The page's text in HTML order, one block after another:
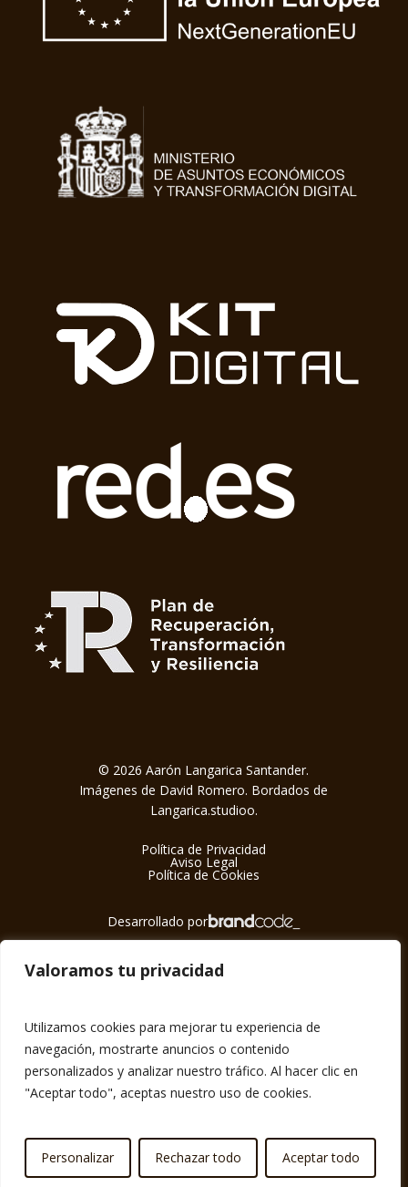
Valoramos tu privacidad
Utilizamos cookies para mejorar tu experiencia de
navegación, mostrarte anuncios o contenido
personalizados y analizar nuestro tráfico. Al hacer clic en
"Aceptar todo", aceptas nuestro uso de cookies.
Personalizar Rechazar todo Aceptar todo
© 2026 Aarón Langarica Santander.
Imágenes de David Romero. Bordados de
Langarica.studioo.
Política de Privacidad
Aviso Legal
Política de Cookies
Desarrollado por